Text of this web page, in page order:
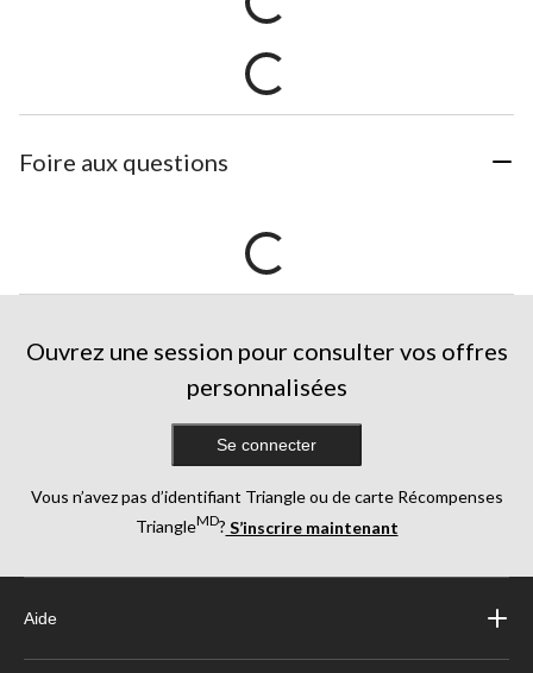
Foire aux questions
Ouvrez une session pour consulter vos offres
personnalisées
Se connecter
Vous n’avez pas d’identifiant Triangle ou de carte Récompenses
TriangleMD? S’inscrire maintenant
Aide